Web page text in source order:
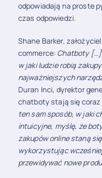
odpowiadają na proste
czas odpowiedzi.
Shane Barker,
commerce: Chatboty
w jaki ludzie robią
najważniejszych
Duran Inci, dyrektor
chatboty stają się coraz
ten sam sposób, w jaki
intuicyjne, myślę, że
zakupów online staną
wykorzystując
przewidywać nowe